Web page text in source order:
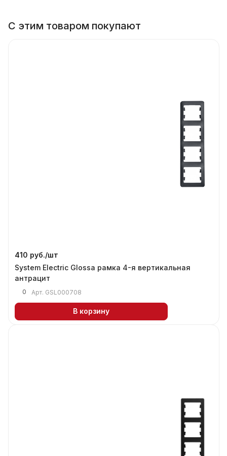
С этим товаром покупают
410 руб./шт
System Electric Glossa рамка 4-я вертикальная
антрацит
0 Арт. GSL000708
В корзину